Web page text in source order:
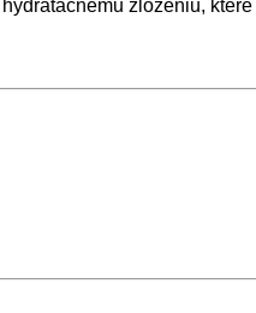
zloženiu, které